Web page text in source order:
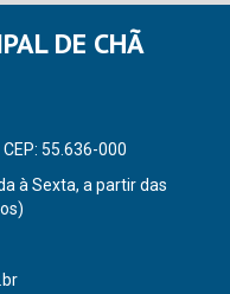
DE CHÃ
55.636-000
à Sexta, a partir das